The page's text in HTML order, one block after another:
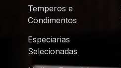
Temperos e
Condimentos
Especiarias
Selecionadas